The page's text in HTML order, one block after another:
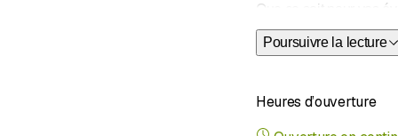
Que ce soit pour vos
offrent une vaste
intervenir à Genève,
La réalisation
que la photographie
que le ferait n’importe
Poursuivre la lecture
Heures d’ouverture